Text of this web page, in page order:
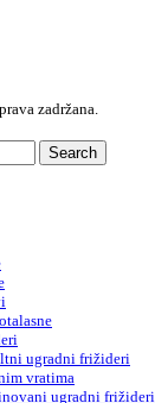
zadržana.
Search
ugradni frižideri
vratima
ugradni frižideri